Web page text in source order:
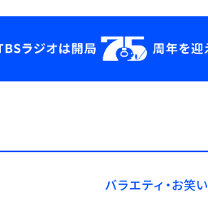
YouTube
会社情報
バラエティ・お笑い